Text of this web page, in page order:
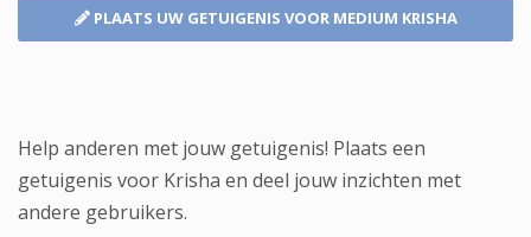
PLAATS UW GETUIGENIS VOOR MEDIUM KRISHA
Help anderen met jouw getuigenis! Plaats een
getuigenis voor Krisha en deel jouw inzichten met
andere gebruikers.